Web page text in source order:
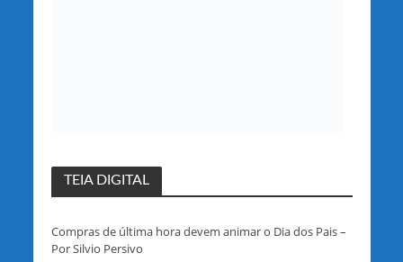
TEIA DIGITAL
Compras de última hora devem animar o Dia dos Pais –
Por Silvio Persivo